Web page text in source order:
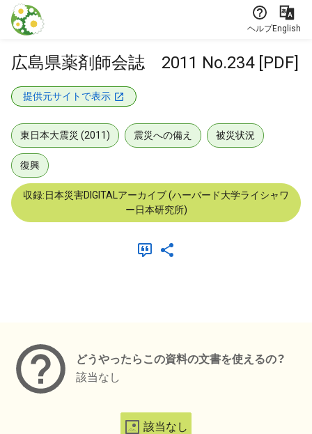
本文に飛ぶ
ヘルプEnglish
広島県薬剤師会誌 2011 No.234 [PDF]
提供元サイトで表示
東日本大震災 (2011) 震災への備え 被災状況
復興
収録:日本災害DIGITALアーカイブ (ハーバード大学ライシャワ
ー日本研究所)
どうやったらこの資料の文書を使えるの？
該当なし
該当なし